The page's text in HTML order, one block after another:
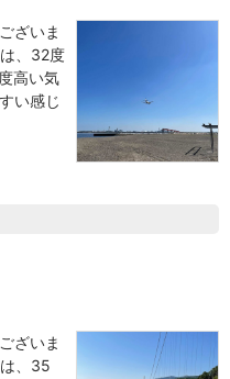
ざいま
、32度
高い気
い感じ
ざいま
、35